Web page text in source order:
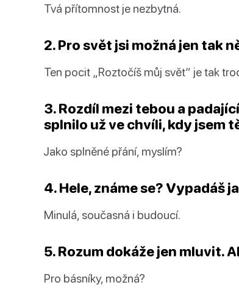
Tvá přítomnost je nezbytná.
2. Pro svět jsi možná jen tak
Ten pocit „Roztočíš můj svět“ je tak
3. Rozdíl mezi tebou a
splnilo už ve chvíli, kdy jsem
Jako splněné přání, myslím?
4. Hele, známe se? Vypadáš
Minulá, současná i budoucí.
5. Rozum dokáže jen mluvit.
Pro básníky, možná?